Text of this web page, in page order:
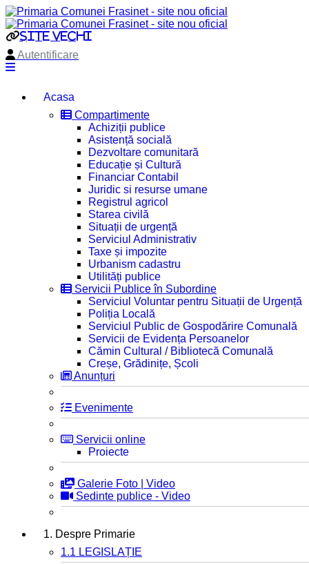
site vechi
Autentificare
Acasa
Compartimente
Achiziții publice
Asistență socială
Dezvoltare comunitară
Educație și Cultură
Financiar Contabil
Juridic si resurse umane
Registrul agricol
Starea civilă
Situații de urgență
Serviciul Administrativ
Taxe și impozite
Urbanism cadastru
Utilități publice
Servicii Publice în Subordine
Serviciul Voluntar pentru Situații de Urgență
Poliția Locală
Serviciul Public de Gospodărire Comunală
Servicii de Evidența Persoanelor
Cămin Cultural / Bibliotecă Comunală
Creșe, Grădinițe, Școli
Anunțuri
Evenimente
Servicii online
Proiecte
Galerie Foto | Video
Sedinte publice - Video
1. Despre Primarie
1.1 LEGISLAȚIE